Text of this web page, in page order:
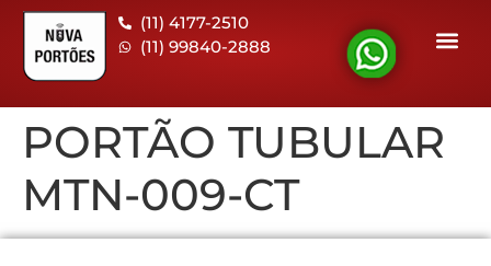
(11) 4177-2510
(11) 99840-2888
PORTÃO TUBULAR
MTN-009-CT